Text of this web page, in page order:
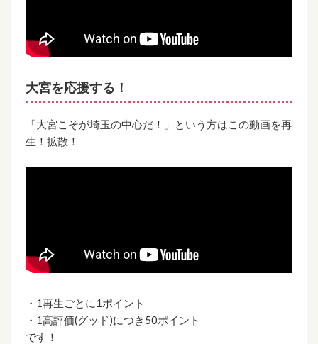
大宮を応援する！
「大宮こそが埼玉の中心だ！」という方はこの動画を再
生！拡散！
・1再生ごとに1ポイント
・1高評価(グッド)につき50ポイント
です！